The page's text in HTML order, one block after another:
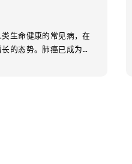
生命健康的常见病，在
的态势。肺癌已成为我